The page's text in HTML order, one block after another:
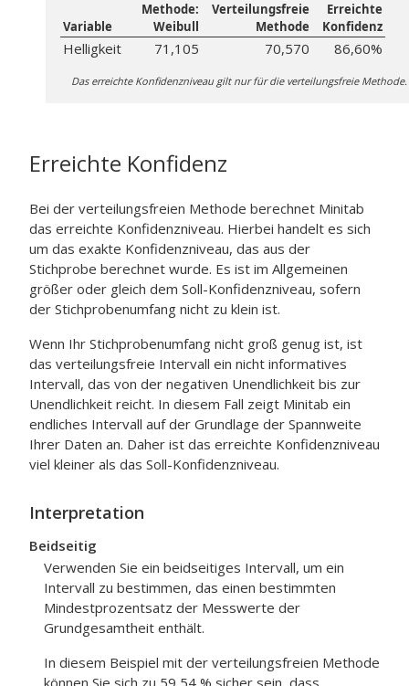
Variable
Methode:
Weibull
Verteilungsfreie
Methode
Erreichte
Konfidenz
Helligkeit 71,105 70,570 86,60%
Das erreichte Konfidenzniveau gilt nur für die verteilungsfreie Methode.
Erreichte Konfidenz
Bei der verteilungsfreien Methode berechnet Minitab
das erreichte Konfidenzniveau. Hierbei handelt es sich
um das exakte Konfidenzniveau, das aus der
Stichprobe berechnet wurde. Es ist im Allgemeinen
größer oder gleich dem Soll-Konfidenzniveau, sofern
der Stichprobenumfang nicht zu klein ist.
Wenn Ihr Stichprobenumfang nicht groß genug ist, ist
das verteilungsfreie Intervall ein nicht informatives
Intervall, das von der negativen Unendlichkeit bis zur
Unendlichkeit reicht. In diesem Fall zeigt Minitab ein
endliches Intervall auf der Grundlage der Spannweite
Ihrer Daten an. Daher ist das erreichte Konfidenzniveau
viel kleiner als das Soll-Konfidenzniveau.
Interpretation
Beidseitig
Verwenden Sie ein beidseitiges Intervall, um ein
Intervall zu bestimmen, das einen bestimmten
Mindestprozentsatz der Messwerte der
Grundgesamtheit enthält.
In diesem Beispiel mit der verteilungsfreien Methode
können Sie sich zu 59,54 % sicher sein, dass